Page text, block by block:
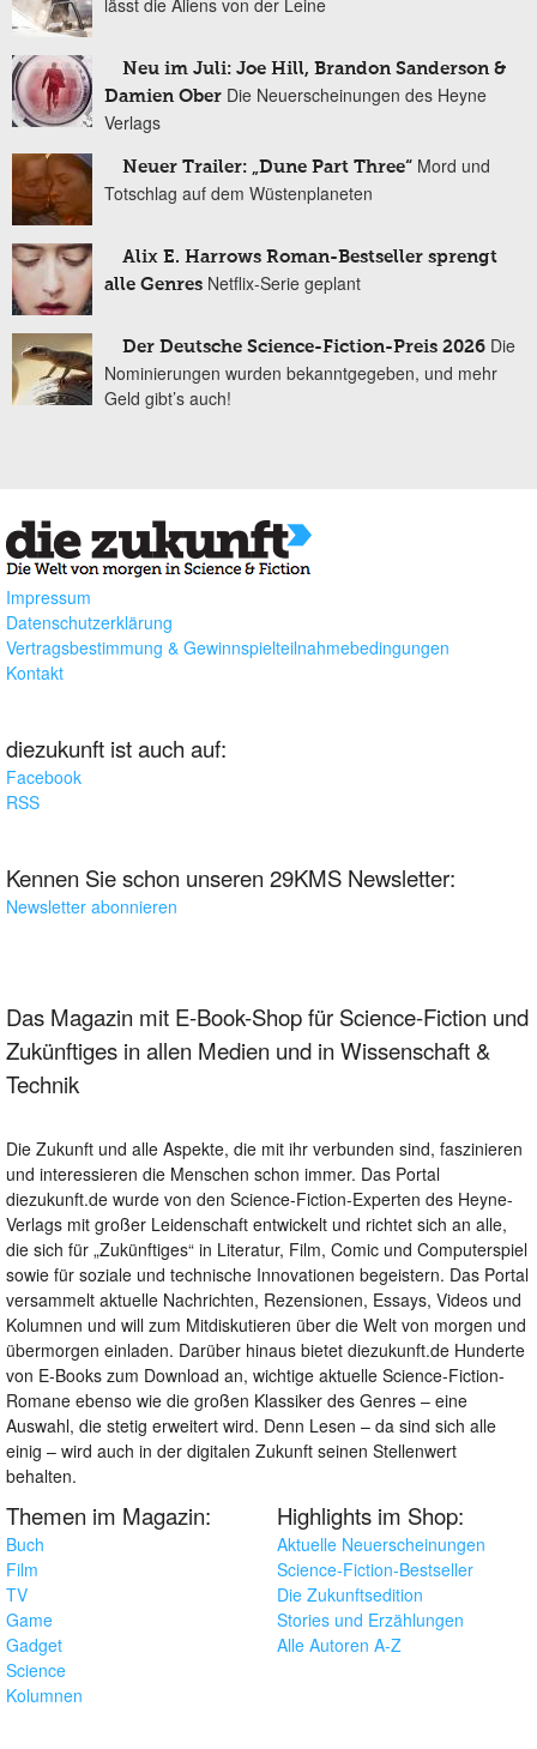
lässt die Aliens von der Leine
Neu im Juli: Joe Hill, Brandon Sanderson &
Damien Ober Die Neuerscheinungen des Heyne
Verlags
Neuer Trailer: „Dune Part Three“ Mord und
Totschlag auf dem Wüstenplaneten
Alix E. Harrows Roman-Bestseller sprengt
alle Genres Netflix-Serie geplant
Der Deutsche Science-Fiction-Preis 2026 Die
Nominierungen wurden bekanntgegeben, und mehr
Geld gibt’s auch!
Impressum
Datenschutzerklärung
Vertragsbestimmung & Gewinnspielteilnahmebedingungen
Kontakt
diezukunft ist auch auf:
Facebook
RSS
Kennen Sie schon unseren 29KMS Newsletter:
Newsletter abonnieren
Das Magazin mit E-Book-Shop für Science-Fiction und
Zukünftiges in allen Medien und in Wissenschaft &
Technik
Die Zukunft und alle Aspekte, die mit ihr verbunden sind, faszinieren
und interessieren die Menschen schon immer. Das Portal
diezukunft.de wurde von den Science-Fiction-Experten des Heyne-
Verlags mit großer Leidenschaft entwickelt und richtet sich an alle,
die sich für „Zukünftiges“ in Literatur, Film, Comic und Computerspiel
sowie für soziale und technische Innovationen begeistern. Das Portal
versammelt aktuelle Nachrichten, Rezensionen, Essays, Videos und
Kolumnen und will zum Mitdiskutieren über die Welt von morgen und
übermorgen einladen. Darüber hinaus bietet diezukunft.de Hunderte
von E-Books zum Download an, wichtige aktuelle Science-Fiction-
Romane ebenso wie die großen Klassiker des Genres – eine
Auswahl, die stetig erweitert wird. Denn Lesen – da sind sich alle
einig – wird auch in der digitalen Zukunft seinen Stellenwert
behalten.
Themen im Magazin:
Buch
Film
TV
Game
Gadget
Science
Kolumnen
Highlights im Shop:
Aktuelle Neuerscheinungen
Science-Fiction-Bestseller
Die Zukunftsedition
Stories und Erzählungen
Alle Autoren A-Z